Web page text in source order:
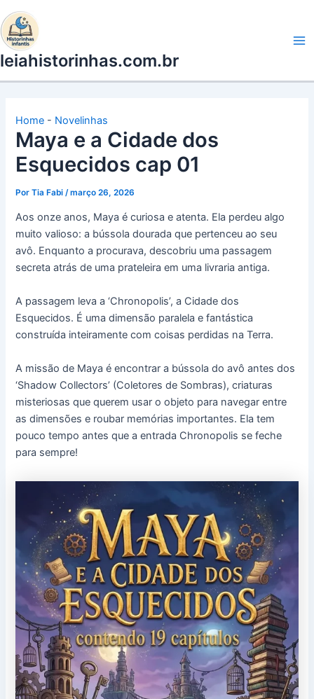
para
o
conteúdo
leiahistorinhas.com.br
Home - Novelinhas
Maya e a Cidade dos
Esquecidos cap 01
PorTia Fabi/março 26, 2026
Aos onze anos, Maya é curiosa e atenta. Ela perdeu algo
muito valioso: a bússola dourada que pertenceu ao seu
avô. Enquanto a procurava, descobriu uma passagem
secreta atrás de uma prateleira em uma livraria antiga.
A passagem leva a ‘Chronopolis’, a Cidade dos
Esquecidos. É uma dimensão paralela e fantástica
construída inteiramente com coisas perdidas na Terra.
A missão de Maya é encontrar a bússola do avô antes dos
‘Shadow Collectors’ (Coletores de Sombras), criaturas
misteriosas que querem usar o objeto para navegar entre
as dimensões e roubar memórias importantes. Ela tem
pouco tempo antes que a entrada Chronopolis se feche
para sempre!